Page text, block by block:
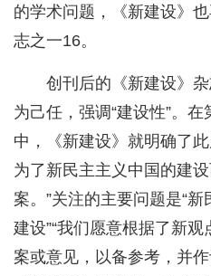
的学术问题，《新建设》
志之一16。
创刊后的《新建设》
为己任，强调“建设性”。在
中，《新建设》就明确了
为了新民主主义中国的建
案。”关注的主要问题是“
建设”“我们愿意根据了新
案或意见，以备参考，并